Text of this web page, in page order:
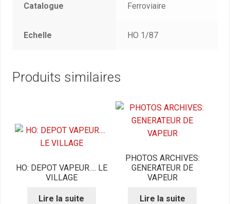
Catalogue Ferroviaire
Echelle HO 1/87
Produits similaires
HO: DEPOT VAPEUR…. LE
VILLAGE
Lire la suite
PHOTOS ARCHIVES:
GENERATEUR DE
VAPEUR
Lire la suite